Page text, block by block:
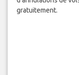
gratuitement.